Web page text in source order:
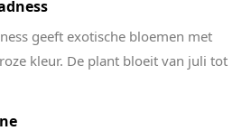
geeft exotische bloemen met
kleur. De plant bloeit van juli tot